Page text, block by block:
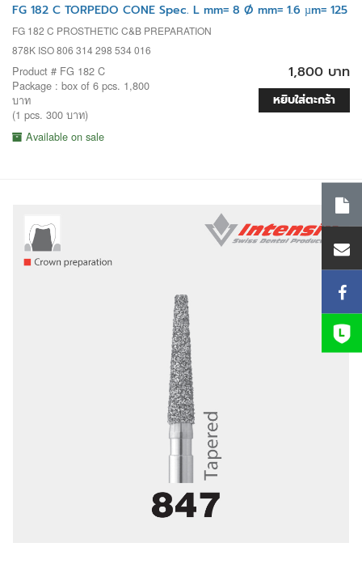
FG 182 C TORPEDO CONE Spec. L mm= 8 Ø mm= 1.6 µm= 125
FG 182 C PROSTHETIC C&B PREPARATION
878K ISO 806 314 298 534 016
Product # FG 182 C
Package : box of 6 pcs. 1,800
บาท
(1 pcs. 300 บาท)
Available on sale
1,800 บาท
หยิบใส่ตะกร้า